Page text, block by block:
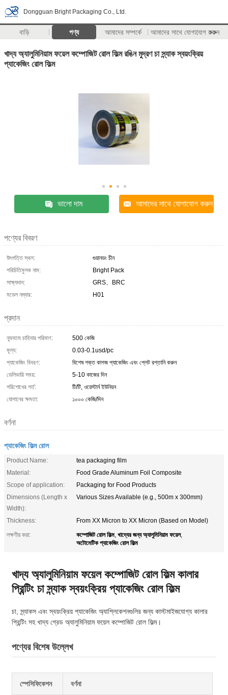
Dongguan Bright Packaging Co., Ltd.
বাড়ি পণ্য আমাদের সম্পর্কে আমাদের সাথে যোগাযোগ করুন
>>
খাদ্য অ্যালুমিনিয়াম ফয়েল কম্পোজিট রোল ফিল্ম রঙিন মুদ্রণ চা স্ন্যাক স্বয়ংক্রিয়
প্যাকেজিং রোল ফিল্ম
ভালো দাম আমাদের সাথে যোগাযোগ করুন
পণ্যের বিবরণ
উৎপত্তি স্থল:
গুয়ানডং চীন
পরিচিতিমুলক নাম:
Bright Pack
সাক্ষ্যদান:
GRS、BRC
মডেল নম্বার:
H01
প্রদান
ন্যূনতম চাহিদার পরিমাণ:
500 কেজি
মূল্য:
0.03-0.1usd/pc
প্যাকেজিং বিবরণ:
বিশেষ শক্ত কাগজ প্যাকেজিং এবং প্লেট রপ্তানি করুন
ডেলিভারি সময়:
5-10 কাজের দিন
পরিশোধের শর্ত:
টি/টি, ওয়েস্টার্ন ইউনিয়ন
যোগানের ক্ষমতা:
১০০০ কেজি/দিন
বর্ণনা
প্যাকেজিং ফিল্ম রোল
Product Name:
tea packaging film
Material:
Food Grade Aluminum Foil Composite
Scope of application:
Packaging for Food Products
Dimensions (Length x
Width):
Various Sizes Available (e.g., 500m x 300mm)
Thickness:
From XX Micron to XX Micron (Based on Model)
লক্ষণীয় করা:
কম্পোজিট রোল ফিল্ম, খাদ্যের জন্য অ্যালুমিনিয়াম ফয়েল,
অটোমেটিক প্যাকেজিং রোল ফিল্ম
খাদ্য অ্যালুমিনিয়াম ফয়েল কম্পোজিট রোল ফিল্ম কালার
প্রিন্টিং চা স্ন্যাক স্বয়ংক্রিয় প্যাকেজিং রোল ফিল্ম
চা, স্ন্যাকস এবং স্বয়ংক্রিয় প্যাকেজিং অ্যাপ্লিকেশনগুলির জন্য কাস্টমাইজযোগ্য কালার
প্রিন্টিং সহ খাদ্য গ্রেড অ্যালুমিনিয়াম ফয়েল কম্পোজিট রোল ফিল্ম।
পণ্যের বিশেষ উল্লেখ
স্পেসিফিকেশন বর্ণনা